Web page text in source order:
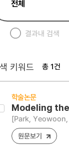
결과내 검색
키워드 총 1건
학술논문
Modeling
[Park,
원문보기